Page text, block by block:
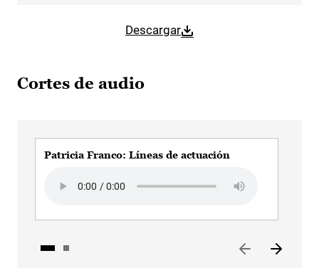
Descargar
Cortes de audio
Patricia Franco: Líneas de actuación